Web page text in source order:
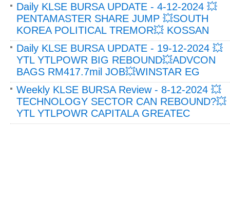
Daily KLSE BURSA UPDATE - 4-12-2024 💥
PENTAMASTER SHARE JUMP 💥SOUTH
KOREA POLITICAL TREMOR💥 KOSSAN
Daily KLSE BURSA UPDATE - 19-12-2024 💥
YTL YTLPOWR BIG REBOUND💥ADVCON
BAGS RM417.7mil JOB💥WINSTAR EG
Weekly KLSE BURSA Review - 8-12-2024 💥
TECHNOLOGY SECTOR CAN REBOUND?💥
YTL YTLPOWR CAPITALA GREATEC